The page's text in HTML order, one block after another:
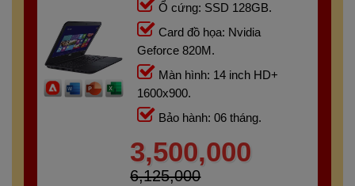
Ổ cứng: SSD 128GB.
Card đồ họa: Nvidia
Geforce 820M.
Màn hình: 14 inch HD+
1600x900.
Bảo hành: 06 tháng.
3,500,000
6,125,000